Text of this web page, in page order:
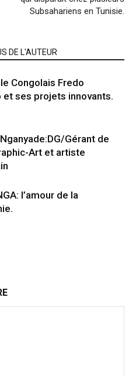
Subsahariens en Tunisie.
DE L'AUTEUR
Congolais Fredo
et ses projets innovants.
Gérant de
Art et artiste
l’amour de la